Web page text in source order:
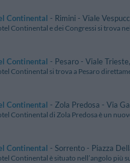
Continental - Rimini - Viale
Continental e dei Congressi si trova
Continental - Pesaro - Viale
Continental si trova a Pesaro
Continental - Zola Predosa - Via
Continental di Zola Predosa è un
Continental - Sorrento - Piazza
Continental è situato nell’angolo più